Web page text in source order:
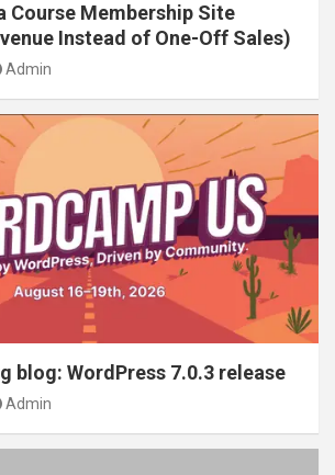
Course Membership Site
Instead of One-Off Sales)
Admin
blog: WordPress 7.0.3 release
Admin